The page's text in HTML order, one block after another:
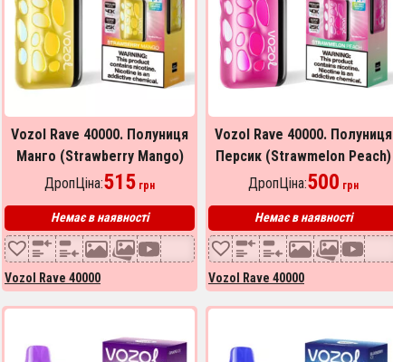
Vozol Rave 40000. Полуниця
Манго (Strawberry Mango)
ДропЦіна:515 грн
Немає в наявності
Vozol Rave 40000
Vozol Rave 40000. Полуниця
Персик (Strawmelon Peach)
ДропЦіна:500 грн
Немає в наявності
Vozol Rave 40000